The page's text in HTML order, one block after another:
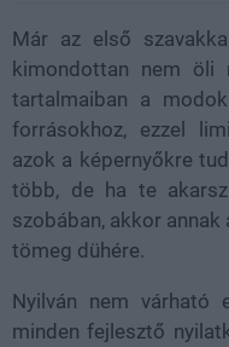
Már az első
kimondottan nem öli
tartalmaiban a
forrásokhoz, ezzel
azok a képernyőkre
több, de ha te
szobában, akkor
tömeg dühére.
Nyilván nem várható
minden fejlesztő